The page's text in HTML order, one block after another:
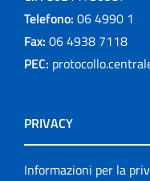
Telefono: 06 4990 1
Fax: 06 4938 7118
PEC:
PRIVACY
Informazioni per la